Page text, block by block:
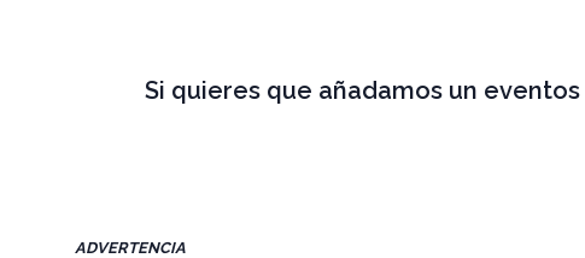
Si quieres que añadamos un
ADVERTENCIA